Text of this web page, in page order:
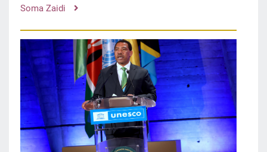
Soma Zaidi